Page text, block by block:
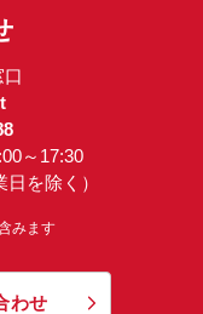
～17:30
を除く）
みます
わせ